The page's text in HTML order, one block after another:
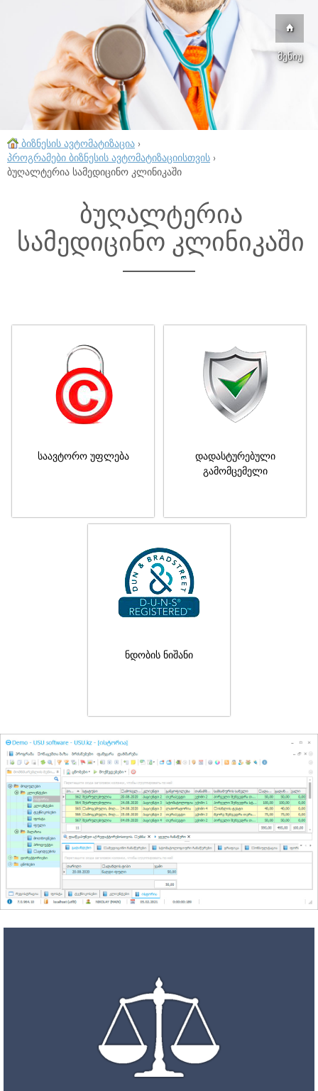
მენიუ
ბიზნესის ავტომატიზაცია ›
პროგრამები ბიზნესის ავტომატიზაციისთვის ›
ბუღალტერია სამედიცინო კლინიკაში
ბუღალტერია
სამედიცინო კლინიკაში
საავტორო უფლება
დადასტურებული
გამომცემელი
ნდობის ნიშანი